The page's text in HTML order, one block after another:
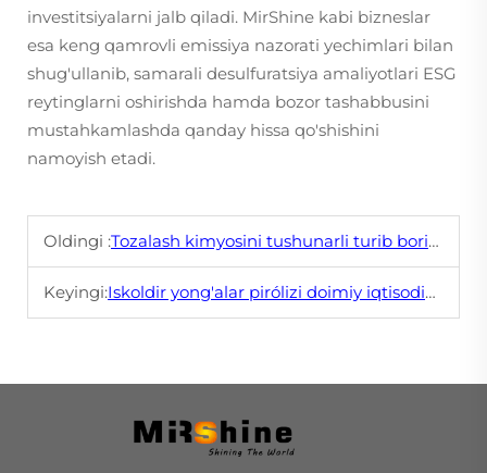
investitsiyalarni jalb qiladi. MirShine kabi bizneslar
esa keng qamrovli emissiya nazorati yechimlari bilan
shug'ullanib, samarali desulfuratsiya amaliyotlari ESG
reytinglarni oshirishda hamda bozor tashabbusini
mustahkamlashda qanday hissa qo'shishini
namoyish etadi.
Oldingi :Tozalash kimyosini tushunarli turib borish: Gaz desulfurizatsiyasini tushunish
Keyingi:Iskoldir yong'alar pirólizi doimiy iqtisodiydagi rol